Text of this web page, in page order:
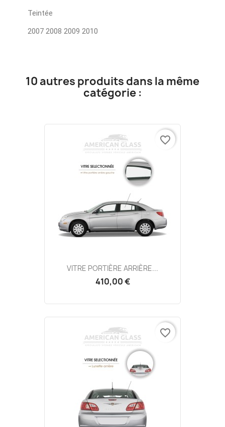
Teintée
2007 2008 2009 2010
10 autres produits dans la même
catégorie :
VITRE PORTIÈRE ARRIÈRE...
410,00 €
favorite_border
favorite_border